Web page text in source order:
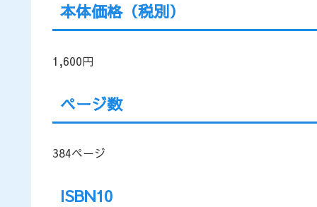
本体価格（税別）
1,600円
ページ数
384ページ
ISBN10